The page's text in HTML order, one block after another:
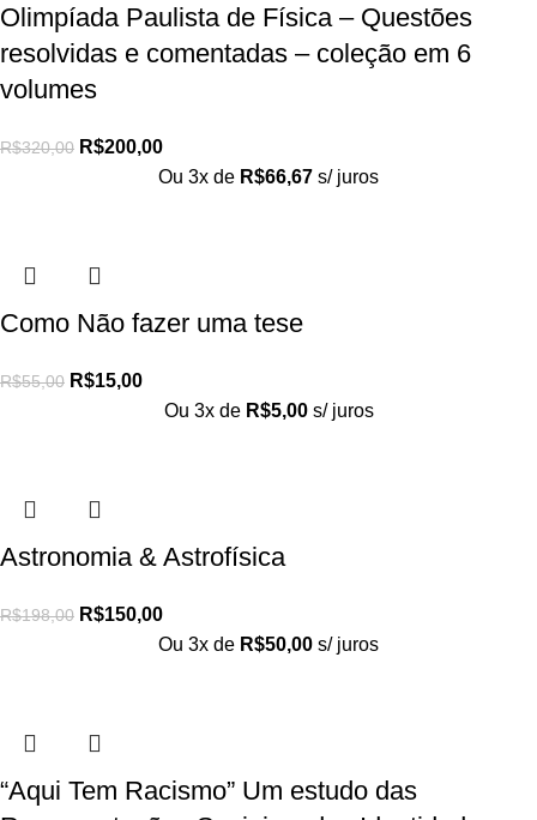
Olimpíada Paulista de Física – Questões
resolvidas e comentadas – coleção em 6
volumes
R$320,00 R$200,00
Ou 3x de R$66,67 s/ juros
Como Não fazer uma tese
R$55,00 R$15,00
Ou 3x de R$5,00 s/ juros
Astronomia & Astrofísica
R$198,00 R$150,00
Ou 3x de R$50,00 s/ juros
“Aqui Tem Racismo” Um estudo das